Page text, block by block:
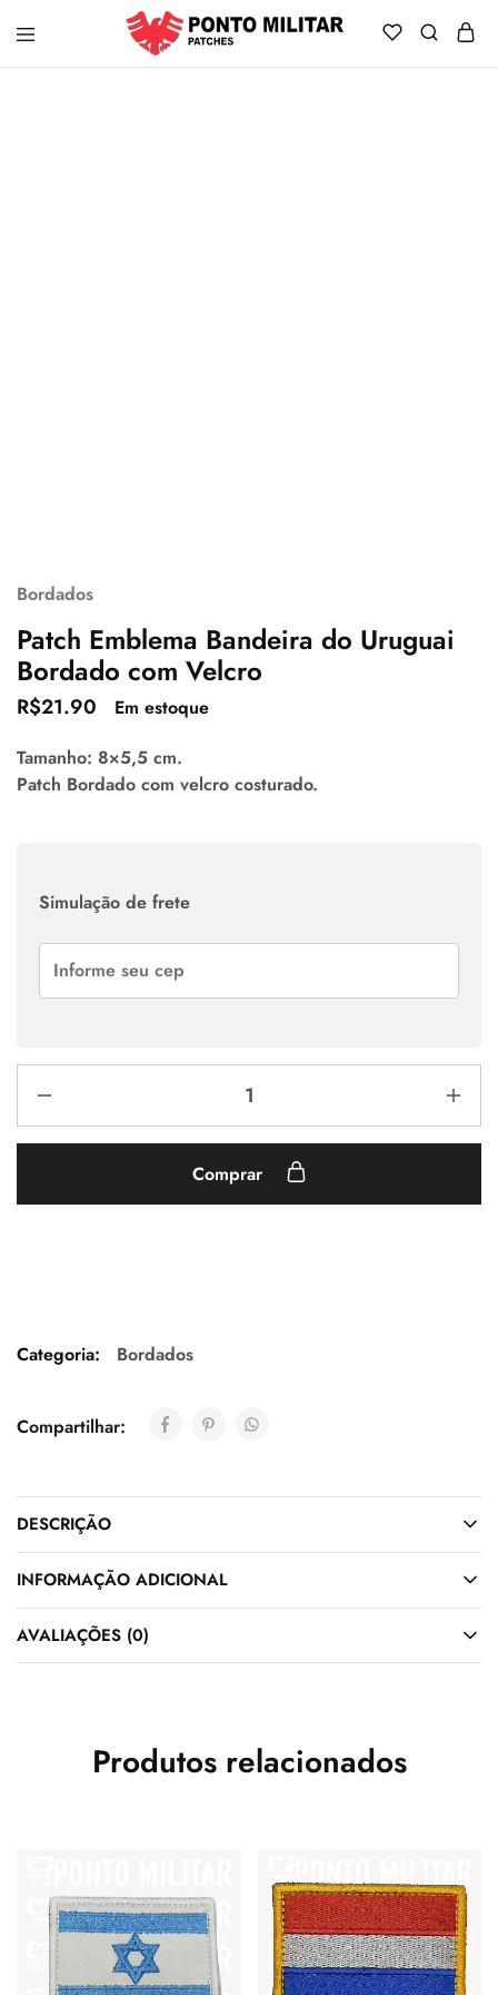
Ponto
Bordados
Patch Emblema Bandeira do Uruguai
Bordado com Velcro
R$21.90
Em estoque
Tamanho: 8×5,5 cm.
Patch Bordado com velcro costurado.
Simulação de frete
Comprar
Categoria: Bordados
Compartilhar:
DESCRIÇÃO
INFORMAÇÃO ADICIONAL
AVALIAÇÕES (0)
Produtos relacionados